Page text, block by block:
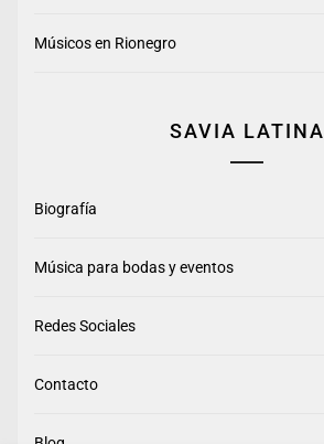
Músicos en Rionegro
SAVIA LATINA
Biografía
Música para bodas y eventos
Redes Sociales
Contacto